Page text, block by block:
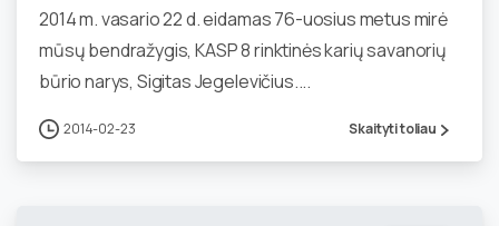
2014 m. vasario 22 d. eidamas 76-uosius metus mirė
mūsų bendražygis, KASP 8 rinktinės karių savanorių
būrio narys, Sigitas Jegelevičius....
2014-02-23 Skaityti toliau